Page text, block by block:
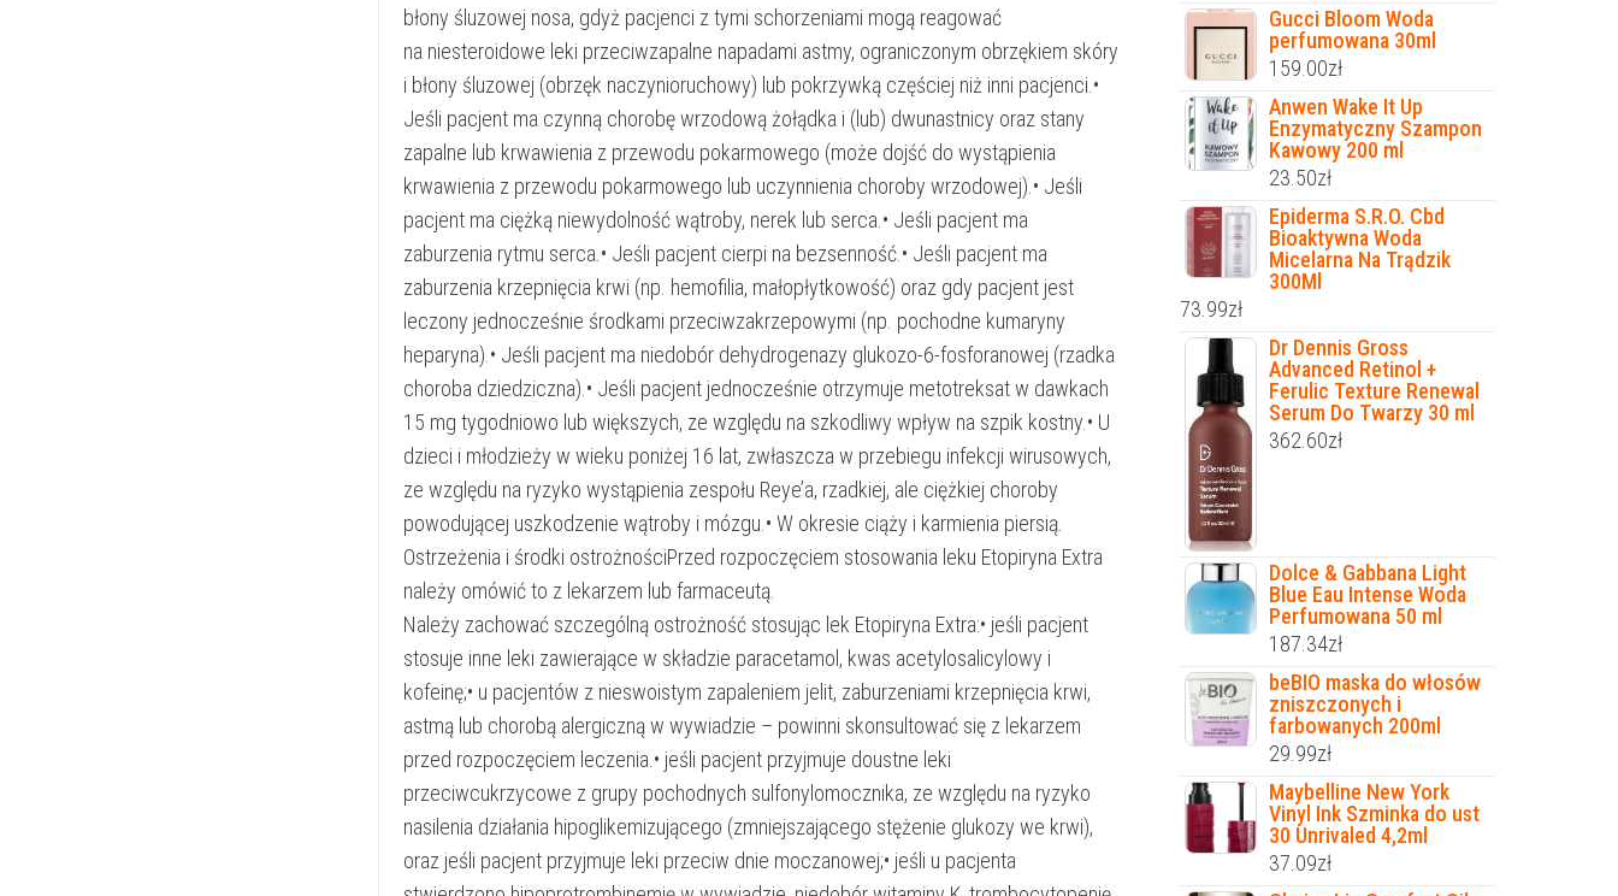
błony śluzowej nosa, gdyż pacjenci z tymi schorzeniami mogą reagować
na niesteroidowe leki przeciwzapalne napadami astmy, ograniczonym obrzękiem skóry
i błony śluzowej (obrzęk naczynioruchowy) lub pokrzywką częściej niż inni pacjenci.•
Jeśli pacjent ma czynną chorobę wrzodową żołądka i (lub) dwunastnicy oraz stany
zapalne lub krwawienia z przewodu pokarmowego (może dojść do wystąpienia
krwawienia z przewodu pokarmowego lub uczynnienia choroby wrzodowej).• Jeśli
pacjent ma ciężką niewydolność wątroby, nerek lub serca.• Jeśli pacjent ma
zaburzenia rytmu serca.• Jeśli pacjent cierpi na bezsenność.• Jeśli pacjent ma
zaburzenia krzepnięcia krwi (np. hemofilia, małopłytkowość) oraz gdy pacjent jest
leczony jednocześnie środkami przeciwzakrzepowymi (np. pochodne kumaryny
heparyna).• Jeśli pacjent ma niedobór dehydrogenazy glukozo-6-fosforanowej (rzadka
choroba dziedziczna).• Jeśli pacjent jednocześnie otrzymuje metotreksat w dawkach
15 mg tygodniowo lub większych, ze względu na szkodliwy wpływ na szpik kostny.• U
dzieci i młodzieży w wieku poniżej 16 lat, zwłaszcza w przebiegu infekcji wirusowych,
ze względu na ryzyko wystąpienia zespołu Reye’a, rzadkiej, ale ciężkiej choroby
powodującej uszkodzenie wątroby i mózgu.• W okresie ciąży i karmienia piersią.
Ostrzeżenia i środki ostrożnościPrzed rozpoczęciem stosowania leku Etopiryna Extra
należy omówić to z lekarzem lub farmaceutą.
Należy zachować szczególną ostrożność stosując lek Etopiryna Extra:• jeśli pacjent
stosuje inne leki zawierające w składzie paracetamol, kwas acetylosalicylowy i
kofeinę;• u pacjentów z nieswoistym zapaleniem jelit, zaburzeniami krzepnięcia krwi,
astmą lub chorobą alergiczną w wywiadzie – powinni skonsultować się z lekarzem
przed rozpoczęciem leczenia.• jeśli pacjent przyjmuje doustne leki
przeciwcukrzycowe z grupy pochodnych sulfonylomocznika, ze względu na ryzyko
nasilenia działania hipoglikemizującego (zmniejszającego stężenie glukozy we krwi),
oraz jeśli pacjent przyjmuje leki przeciw dnie moczanowej;• jeśli u pacjenta
Gucci Bloom Woda
perfumowana 30ml
159.00zł
Anwen Wake It Up
Enzymatyczny Szampon
Kawowy 200 ml
23.50zł
Epiderma S.R.O. Cbd
Bioaktywna Woda
Micelarna Na Trądzik
300Ml
73.99zł
Dr Dennis Gross
Advanced Retinol +
Ferulic Texture Renewal
Serum Do Twarzy 30 ml
362.60zł
Dolce & Gabbana Light
Blue Eau Intense Woda
Perfumowana 50 ml
187.34zł
beBIO maska do włosów
zniszczonych i
farbowanych 200ml
29.99zł
Maybelline New York
Vinyl Ink Szminka do ust
30 Unrivaled 4,2ml
37.09zł